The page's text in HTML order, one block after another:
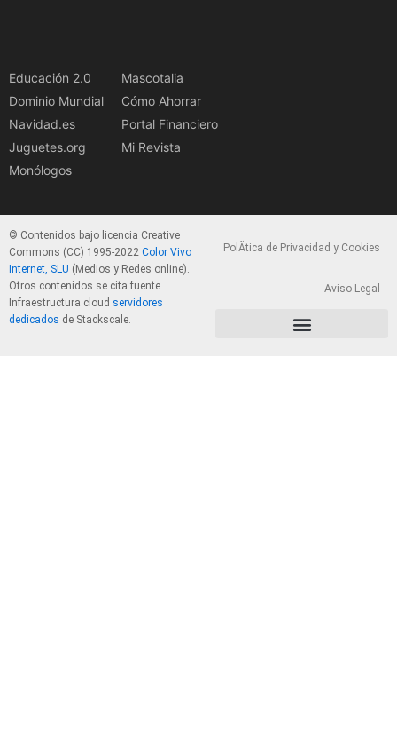
Educación 2.0
Dominio Mundial
Navidad.es
Juguetes.org
Monólogos
Mascotalia
Cómo Ahorrar
Portal Financiero
Mi Revista
© Contenidos bajo licencia Creative
Commons (CC) 1995-2022 Color Vivo
Internet, SLU (Medios y Redes online).
Otros contenidos se cita fuente.
Infraestructura cloud servidores
dedicados de Stackscale.
PolÃ­tica de Privacidad y Cookies
Aviso Legal